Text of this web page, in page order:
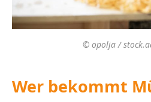
© opolja /
Wer bekommt